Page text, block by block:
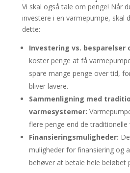
Vi skal også tale om penge! Når
investere i en varmepumpe, skal
dette:
Investering vs. besparelser
koster penge at få
spare mange penge over tid,
bliver lavere.
Sammenligning med
varmesystemer:
flere penge end de traditionelle
Finansieringsmuligheder:
muligheder for finansiering og
behøver at betale hele beløbet